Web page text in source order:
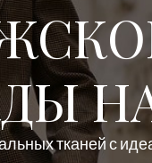
тканей с